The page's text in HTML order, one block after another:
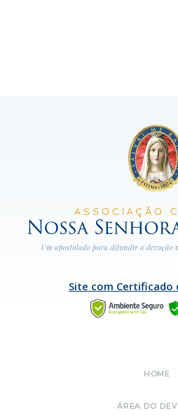
Site com Certificado
HOME
ÁREA DO